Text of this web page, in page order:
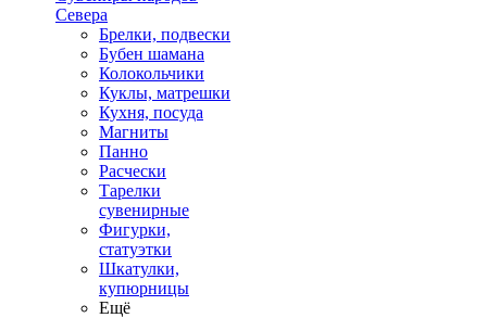
Севера
Брелки, подвески
Бубен шамана
Колокольчики
Куклы, матрешки
Кухня, посуда
Магниты
Панно
Расчески
Тарелки
сувенирные
Фигурки,
статуэтки
Шкатулки,
купюрницы
Ещё